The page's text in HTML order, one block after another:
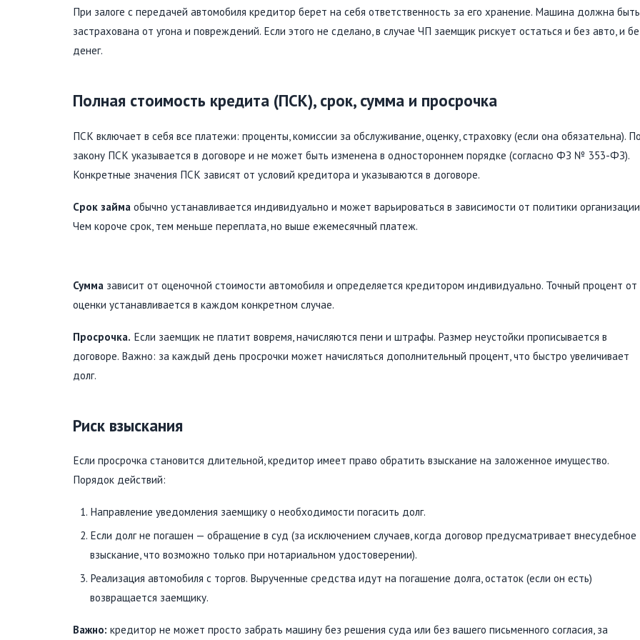
При залоге с передачей автомобиля кредитор берет на себя ответственность за его хранение. Машина должна быть
застрахована от угона и повреждений. Если этого не сделано, в случае ЧП заемщик рискует остаться и без авто, и
денег.
Полная стоимость кредита (ПСК), срок, сумма и просрочка
ПСК включает в себя все платежи: проценты, комиссии за обслуживание, оценку, страховку (если она обязательна). По
закону ПСК указывается в договоре и не может быть изменена в одностороннем порядке (согласно ФЗ № 353-ФЗ).
Конкретные значения ПСК зависят от условий кредитора и указываются в договоре.
Срок займа обычно устанавливается индивидуально и может варьироваться в зависимости от политики
Чем короче срок, тем меньше переплата, но выше ежемесячный платеж.
Сумма зависит от оценочной стоимости автомобиля и определяется кредитором индивидуально. Точный процент от
оценки устанавливается в каждом конкретном случае.
Просрочка. Если заемщик не платит вовремя, начисляются пени и штрафы. Размер неустойки прописывается в
договоре. Важно: за каждый день просрочки может начисляться дополнительный процент, что быстро увеличивает
долг.
Риск взыскания
Если просрочка становится длительной, кредитор имеет право обратить взыскание на заложенное имущество.
Порядок действий:
Направление уведомления заемщику о необходимости погасить долг.
Если долг не погашен — обращение в суд (за исключением случаев, когда договор предусматривает внесудебное
взыскание, что возможно только при нотариальном удостоверении).
Реализация автомобиля с торгов. Вырученные средства идут на погашение долга, остаток (если он есть)
возвращается заемщику.
Важно: кредитор не может просто забрать машину без решения суда или без вашего письменного согласия, за